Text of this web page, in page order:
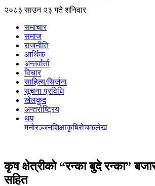
२०८३ साउन २३ गते शनिवार
समाचार
समाज
राजनीति
आर्थिक
अन्तर्वार्ता
विचार
साहित्य/सिर्जना
सूचना प्रविधि
खेलकुद
अन्तर्राष्ट्रिय
थप
मनोरञ्‍जनशिक्षाकृषिरोचकलेख
कृष क्षेत्रीको “रन्का बुदे रन्का”
सहित